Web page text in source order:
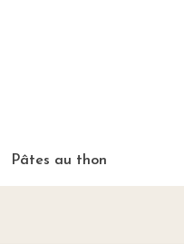
Pâtes au thon